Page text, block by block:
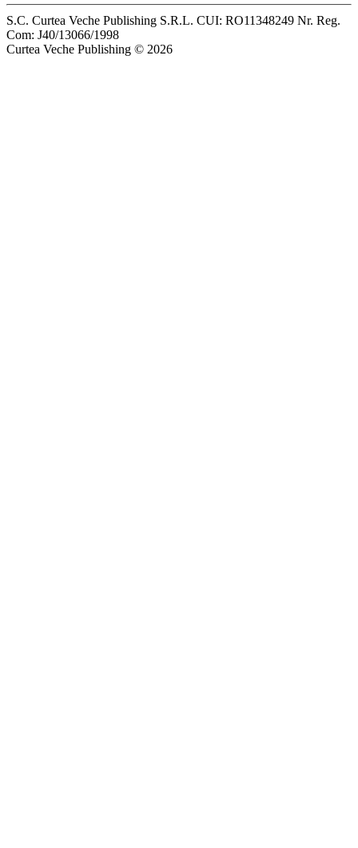
S.C. Curtea Veche Publishing S.R.L. CUI: RO11348249 Nr. Reg.
Com: J40/13066/1998
Curtea Veche Publishing © 2026